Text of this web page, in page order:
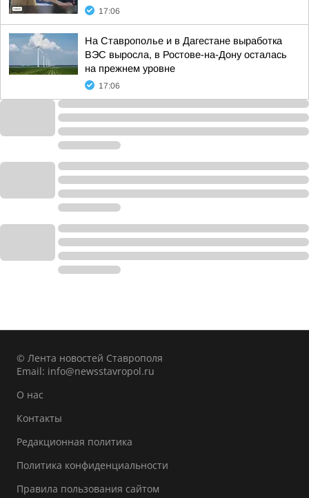
17:06
На Ставрополье и в Дагестане выработка
ВЭС выросла, в Ростове-на-Дону осталась
на прежнем уровне
17:06
© Лента новостей Ставрополя
Email: info@newsstavropol.ru
О нас
Контакты
Редакционная политика
Политика конфиденциальности
Правила пользования сайтом